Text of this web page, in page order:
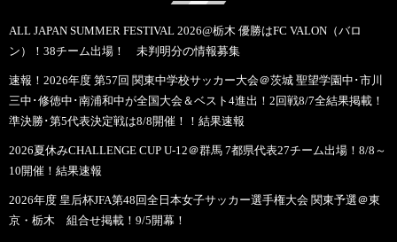
ALL JAPAN SUMMER FESTIVAL 2026@栃木 優勝はFC VALON（バロ
ン）！38チーム出場！ 未判明分の情報募集
速報！2026年度 第57回 関東中学校サッカー大会＠茨城 聖望学園中･市川
三中･修徳中･南浦和中が全国大会＆ベスト4進出！2回戦8/7全結果掲載！
準決勝･第5代表決定戦は8/8開催！！結果速報
2026夏休みCHALLENGE CUP U-12＠群馬 7都県代表27チーム出場！8/8～
10開催！結果速報
2026年度 皇后杯JFA第48回全日本女子サッカー選手権大会 関東予選＠東
京・栃木 組合せ掲載！9/5開幕！